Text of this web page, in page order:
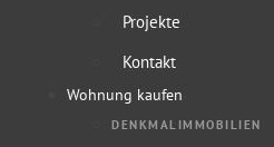
Projekte
Kontakt
Wohnung kaufen
DENKMALIMMOBILIEN